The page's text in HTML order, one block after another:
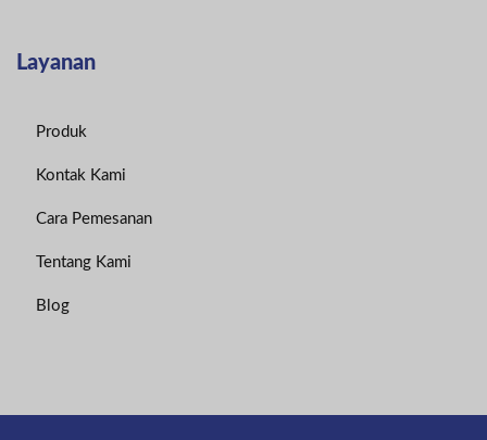
Layanan
Produk
Kontak Kami
Cara Pemesanan
Tentang Kami
Blog